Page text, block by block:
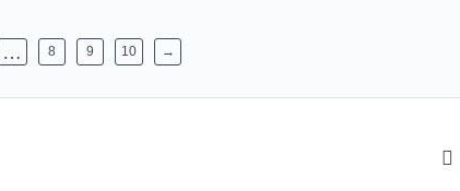
… 8 9 10 →